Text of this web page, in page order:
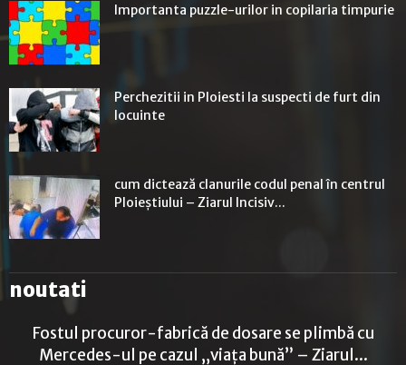
Importanta puzzle-urilor in copilaria timpurie
Perchezitii in Ploiesti la suspecti de furt din
locuinte
cum dictează clanurile codul penal în centrul
Ploieștiului – Ziarul Incisiv...
noutati
Fostul procuror-fabrică de dosare se plimbă cu
Mercedes-ul pe cazul „viața bună” – Ziarul...